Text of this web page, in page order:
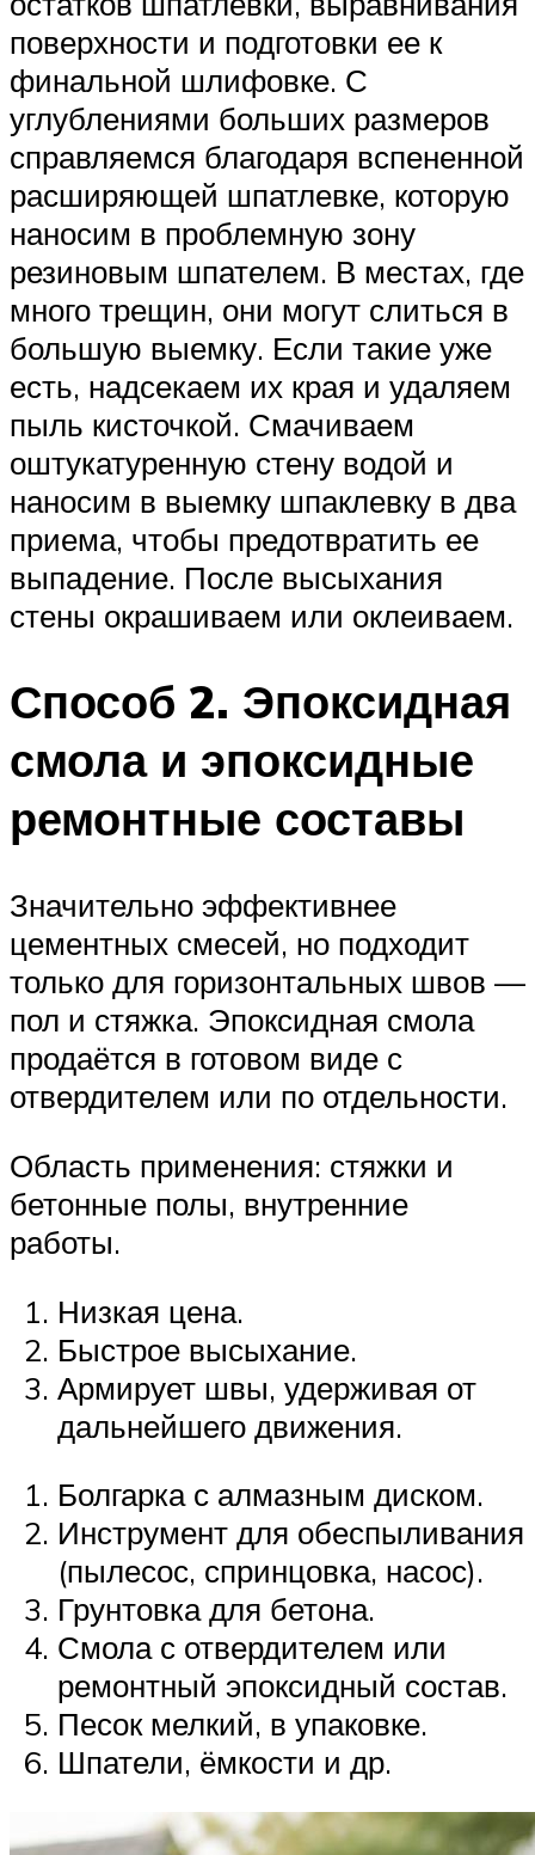
поверхности и подготовки ее к
финальной шлифовке. С
углублениями больших размеров
справляемся благодаря вспененной
расширяющей шпатлевке, которую
наносим в проблемную зону
резиновым шпателем. В местах, где
много трещин, они могут слиться в
большую выемку. Если такие уже
есть, надсекаем их края и удаляем
пыль кисточкой. Смачиваем
оштукатуренную стену водой и
наносим в выемку шпаклевку в два
приема, чтобы предотвратить ее
выпадение. После высыхания
стены окрашиваем или оклеиваем.
Способ 2. Эпоксидная
смола и эпоксидные
ремонтные составы
Значительно эффективнее
цементных смесей, но подходит
только для горизонтальных швов —
пол и стяжка. Эпоксидная смола
продаётся в готовом виде с
отвердителем или по отдельности.
Область применения: стяжки и
бетонные полы, внутренние
работы.
Низкая цена.
Быстрое высыхание.
Армирует швы, удерживая от
дальнейшего движения.
Болгарка с алмазным диском.
Инструмент для обеспыливания
(пылесос, спринцовка, насос).
Грунтовка для бетона.
Смола с отвердителем или
ремонтный эпоксидный состав.
Песок мелкий, в упаковке.
Шпатели, ёмкости и др.